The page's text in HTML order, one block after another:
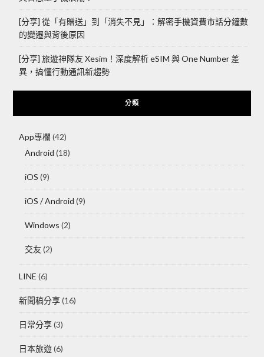
[分享] 從「有贈送」到「消失不見」：解密手機資費市話分鐘數
的變遷與背後原因
[分享] 旅遊神隊友 Xesim！深度解析 eSIM 與 One Number 差
異，搞懂行動通訊新趨勢
分類
App專欄 (42)
Android (18)
iOS (9)
iOS / Android (9)
Windows (2)
交友 (2)
LINE (6)
新聞稿分享(16)
日常分享(3)
日本旅遊(6)